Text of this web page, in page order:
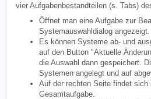
vier Aufgabenbestandteilen (s. Tabs)
Öffnet man eine Aufgabe zur
Systemauswahldialog angezeigt.
Es können Systeme ab- und
auf den Button "Aktuelle
die Auswahl dann gespeichert.
Systemen angelegt und auf
Auf der rechten Seite findet sich
Gesamtaufgabe.